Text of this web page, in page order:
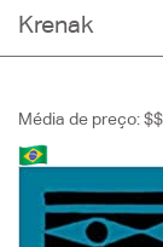
Krenak
Média de preço: $$